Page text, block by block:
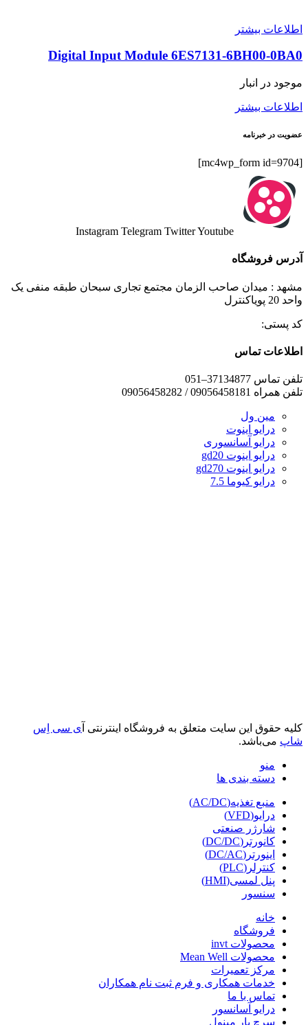
اطلاعات بیشتر
Digital Input Module 6ES7131-6BH00-0BA0
موجود در انبار
اطلاعات بیشتر
عضویت در خبرنامه
[mc4wp_form id=9704]
Instagram Telegram TwitterYoutube
آدرس فروشگاه
مشهد : میدان صاحب الزمان مجتمع تجاری سبحان طبقه منفی یک
واحد 20 پویاکنترل
کد پستی:
اطلاعات تماس
تلفن تماس 37134877–051
تلفن همراه 09056458181 / 09056458282
مین ول
درایو اینوت
درایو آسانسوری
درایو اینوت gd20
درایو اینوت gd270
درایو کیوما 7.5
کلیه حقوق این سایت متعلق به فروشگاه اینترنتی آ ی سی اِس
شاپ می‌باشد.
منو
دسته بندی ها
منبع تغذیه(AC/DC)
درایو(VFD)
شارژر صنعتی
کانورتر(DC/DC)
اینورتر(DC/AC)
کنترلر(PLC)
پنل لمسی(HMI)
سنسور
خانه
فروشگاه
محصولات invt
محصولات Mean Well
مرکز تعمیرات
خدمات همکاری و فرم ثبت نام همکاران
تماس با ما
درایو آسانسور
سرچ بار مینول